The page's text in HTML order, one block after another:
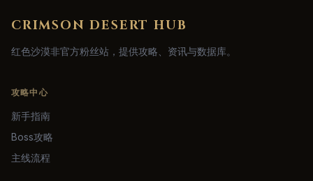
CRIMSON DESERT HUB
红色沙漠非官方粉丝站，提供攻略、资讯与数据库。
攻略中心
新手指南
Boss攻略
主线流程